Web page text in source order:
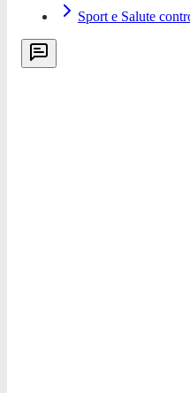
Sport e Salute